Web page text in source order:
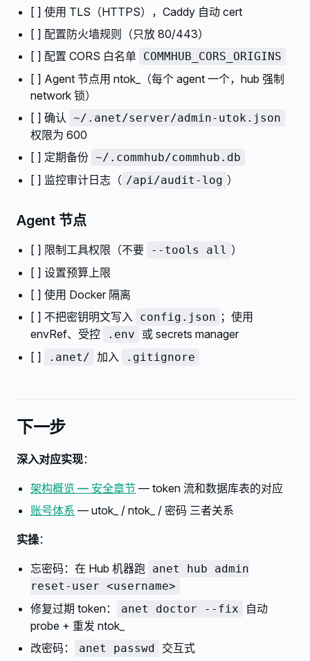
[ ] 使用 TLS（HTTPS），Caddy 自动 cert
[ ] 配置防火墙规则（只放 80/443）
[ ] 配置 CORS 白名单 COMMHUB_CORS_ORIGINS
[ ] Agent 节点用 ntok_（每个 agent 一个，hub 强制
network 锁）
[ ] 确认 ~/.anet/server/admin-utok.json
权限为 600
[ ] 定期备份 ~/.commhub/commhub.db
[ ] 监控审计日志（ /api/audit-log ）
Agent 节点
[ ] 限制工具权限（不要 --tools all ）
[ ] 设置预算上限
[ ] 使用 Docker 隔离
[ ] 不把密钥明文写入 config.json ；使用
envRef、受控
.env
或 secrets manager
[ ]
.anet/ 加入 .gitignore
下一步
深入对应实现：
架构概览 — 安全章节 — token 流和数据库表的对应
账号体系 — utok_ / ntok_ / 密码 三者关系
实操：
忘密码：在 Hub 机器跑 anet hub admin
reset-user <username>
修复过期 token： anet doctor --fix
自动
probe + 重发 ntok_
改密码：
anet passwd 交互式